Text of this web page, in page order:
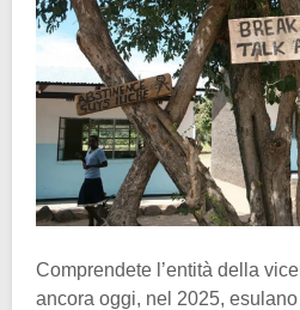
Comprendete l’entità della
ancora oggi, nel 2025,